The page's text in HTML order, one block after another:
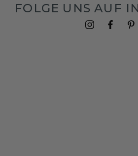
FOLGE UNS AUF